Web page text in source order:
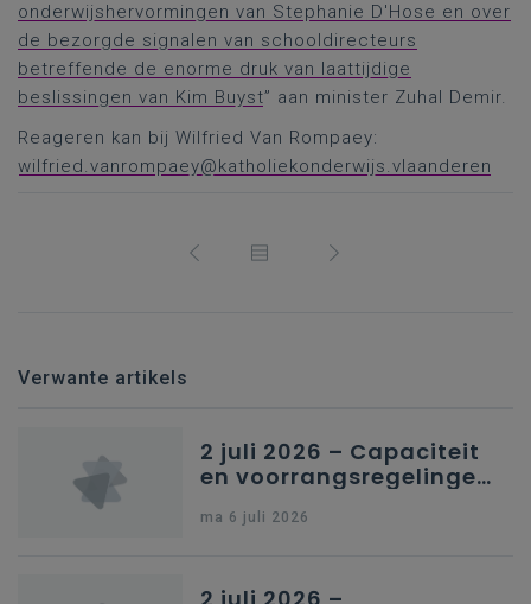
onderwijshervormingen van Stephanie D'Hose en over
de bezorgde signalen van schooldirecteurs
betreffende de enorme druk van laattijdige
beslissingen van Kim Buyst” aan minister Zuhal Demir.
Reageren kan bij Wilfried Van Rompaey:
wilfried.vanrompaey@katholiekonderwijs.vlaanderen
Verwante artikels
2 juli 2026 – Capaciteit
en voorrangsregelingen
secundair onderwijs in
ma 6 juli 2026